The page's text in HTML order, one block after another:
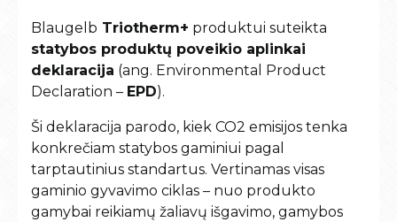
Blaugelb Triotherm+ produktui suteikta
statybos produktų poveikio aplinkai
deklaracija (ang. Environmental Product
Declaration – EPD).
Ši deklaracija parodo, kiek CO2 emisijos tenka
konkrečiam statybos gaminiui pagal
tarptautinius standartus. Vertinamas visas
gaminio gyvavimo ciklas – nuo produkto
gamybai reikiamų žaliavų išgavimo, gamybos